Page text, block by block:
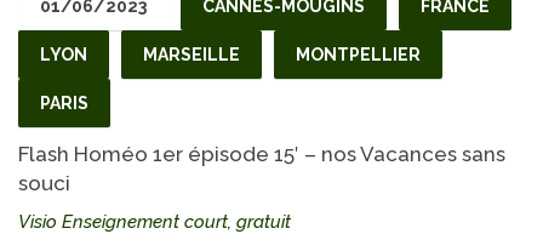
01/06/2023 CANNES-MOUGINS FRANCE
LYON MARSEILLE MONTPELLIER
PARIS
Flash Homéo 1er épisode 15′ – nos Vacances sans
souci
Visio Enseignement court, gratuit